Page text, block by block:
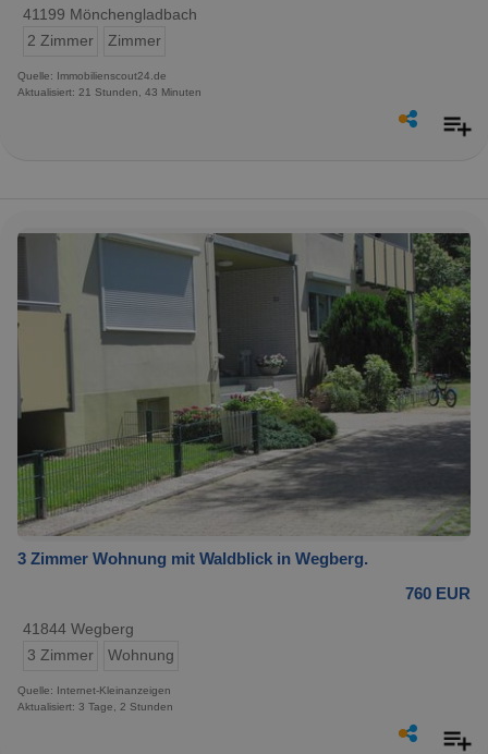
41199 Mönchengladbach
2 Zimmer
Zimmer
Quelle: Immobilienscout24.de
Aktualisiert: 21 Stunden, 43 Minuten
3 Zimmer Wohnung mit Waldblick in Wegberg.
760 EUR
41844 Wegberg
3 Zimmer
Wohnung
Quelle: Internet-Kleinanzeigen
Aktualisiert: 3 Tage, 2 Stunden